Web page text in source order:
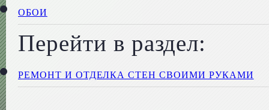
ОБОИ
Перейти в раздел:
РЕМОНТ И ОТДЕЛКА СТЕН СВОИМИ РУКАМИ